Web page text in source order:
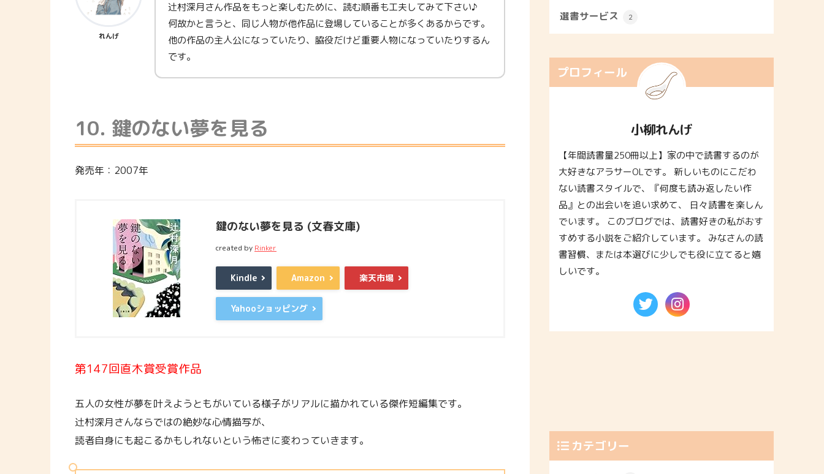
れんげ
辻村深月さん作品をもっと楽しむために、読む順番も工夫してみて下さい♪
何故かと言うと、同じ人物が他作品に登場していることが多くあるからです。
他の作品の主人公になっていたり、脇役だけど重要人物になっていたりするん
です。
10. 鍵のない夢を見る
発売年：2007年
鍵のない夢を見る (文春文庫)
created by Rinker
Kindle Amazon 楽天市場
Yahooショッピング
第147回直木賞受賞作品
五人の女性が夢を叶えようともがいている様子がリアルに描かれている傑作短編集です。
辻村深月さんならではの絶妙な心情描写が、
読者自身にも起こるかもしれないという怖さに変わっていきます。
選書サービス 2
プロフィール
小柳れんげ
【年間読書量250冊以上】家の中で読書するのが
大好きなアラサーOLです。 新しいものにこだわ
ない読書スタイルで、『何度も読み返したい作
品』との出会いを追い求めて、 日々読書を楽しん
でいます。 このブログでは、読書好きの私がおす
すめする小説をご紹介しています。 みなさんの読
書習慣、または本選びに少しでも役に立てると嬉
しいです。
カテゴリー